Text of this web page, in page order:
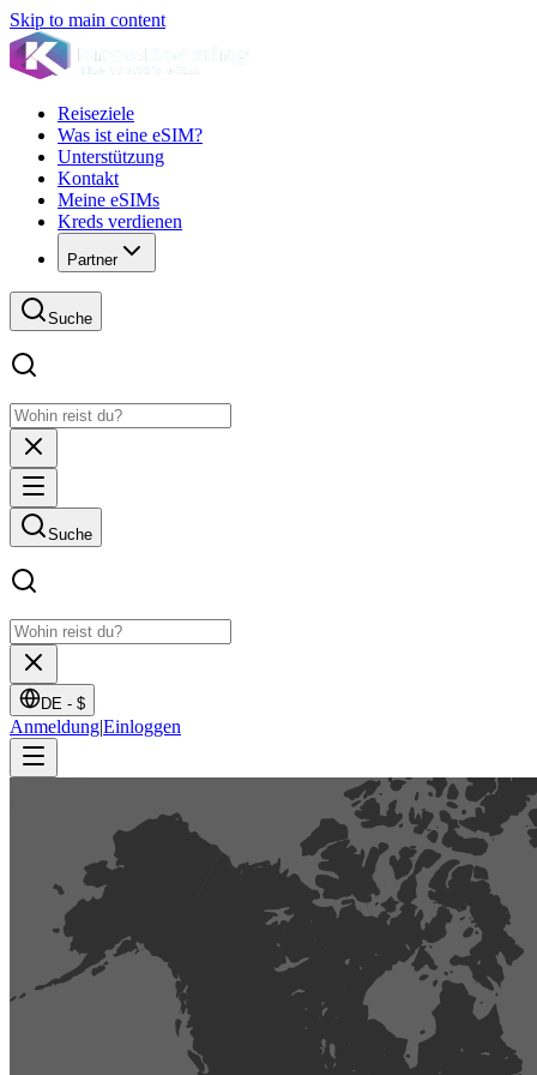
Skip to main content
Reiseziele
Was ist eine eSIM?
Unterstützung
Kontakt
Meine eSIMs
Kreds verdienen
Partner
Suche
Suche
DE - $
Anmeldung|Einloggen